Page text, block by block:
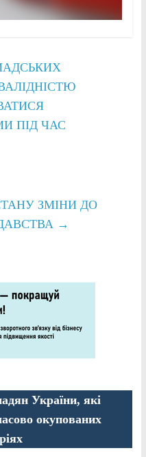
ПІД ЧАС
ЗМІНИ ДО
→
України, які
окупованих